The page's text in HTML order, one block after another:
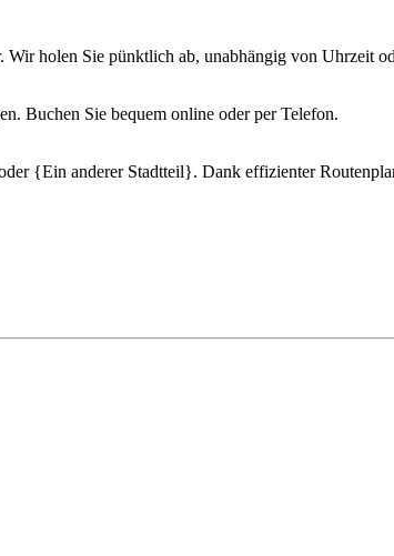
holen Sie pünktlich ab, unabhängig von Uhrzeit
Buchen Sie bequem online oder per Telefon.
{Ein anderer Stadtteil}. Dank effizienter